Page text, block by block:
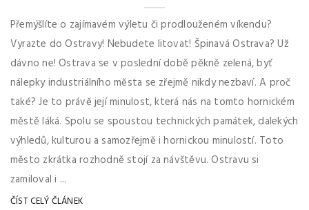
Přemýšlíte o zajímavém výletu či prodlouženém víkendu?
Vyrazte do Ostravy! Nebudete litovat! Špinavá Ostrava? Už
dávno ne! Ostrava se v poslední době pěkně zelená, byť
nálepky industriálního města se zřejmě nikdy nezbaví. A proč
také? Je to právě její minulost, která nás na tomto hornickém
městě láká. Spolu se spoustou technických památek, dalekých
výhledů, kulturou a samozřejmě i hornickou minulostí. Toto
město zkrátka rozhodně stojí za návštěvu. Ostravu si
zamiloval i ...
ČÍST CELÝ ČLÁNEK